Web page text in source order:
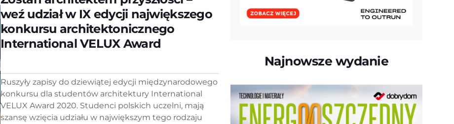
weź udział w IX edycji największego
konkursu architektonicznego
International VELUX Award
Ruszyły zapisy do dziewiątej edycji międzynarodowego
konkursu dla studentów architektury International
VELUX Award 2020. Studenci polskich uczelni, mają
szansę wzięcia udziału w największym tego rodzaju
Najnowsze wydanie